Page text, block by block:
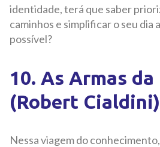
identidade, terá que saber
caminhos e simplificar o seu dia
possível?
10. As Armas
(Robert Cialdini)
Nessa viagem do